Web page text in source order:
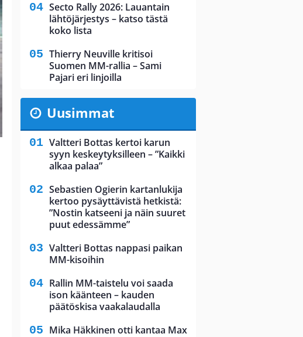
Secto Rally 2026: Lauantain
lähtöjärjestys – katso tästä
koko lista
Thierry Neuville kritisoi
Suomen MM-rallia – Sami
Pajari eri linjoilla
Uusimmat
Valtteri Bottas kertoi karun
syyn keskeytyksilleen – ”Kaikki
alkaa palaa”
Sebastien Ogierin kartanlukija
kertoo pysäyttävistä hetkistä:
”Nostin katseeni ja näin suuret
puut edessämme”
Valtteri Bottas nappasi paikan
MM-kisoihin
Rallin MM-taistelu voi saada
ison käänteen – kauden
päätöskisa vaakalaudalla
Mika Häkkinen otti kantaa Max